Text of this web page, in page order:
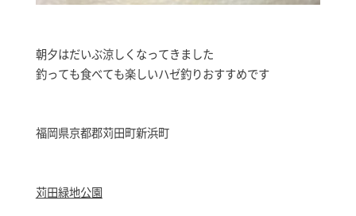
朝夕はだいぶ涼しくなってきました
釣っても食べても楽しいハゼ釣りおすすめです
福岡県京都郡苅田町新浜町
苅田緑地公園